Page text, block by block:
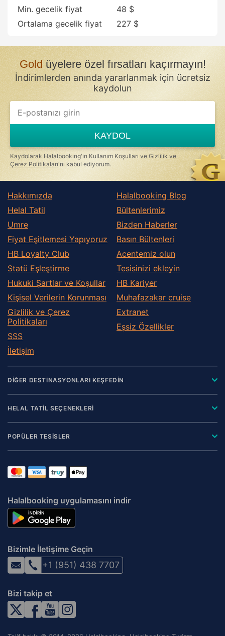
Min. gecelik fiyat
48 $
Ortalama gecelik fiyat
227 $
Goldüyelere özel fırsatları kaçırmayın!
İndirimlerden anında yararlanmak için ücretsiz
kaydolun
KAYDOL
Kaydolarak Halalbooking'in Kullanım Koşulları ve Gizlilik ve
Çerez Politikaları'nı kabul ediyorum.
Hakkımızda
Helal Tatil
Umre
Fiyat Eşitlemesi Yapıyoruz
HB Loyalty Club
Statü Eşleştirme
Hukuki Şartlar ve Koşullar
Kişisel Verilerin Korunması
Gizlilik ve Çerez
Politikaları
SSS
İletişim
Halalbooking Blog
Bültenlerimiz
Bizden Haberler
Basın Bültenleri
Acentemiz olun
Tesisinizi ekleyin
HB Kariyer
Muhafazakar сruise
Extranet
Eşsiz Özellikler
DİĞER DESTİNASYONLARI KEŞFEDİN
HELAL TATİL SEÇENEKLERİ
POPÜLER TESİSLER
Halalbooking uygulamasını indir
Bizimle İletişime Geçin
+1 (951) 438 7707
Bizi takip et